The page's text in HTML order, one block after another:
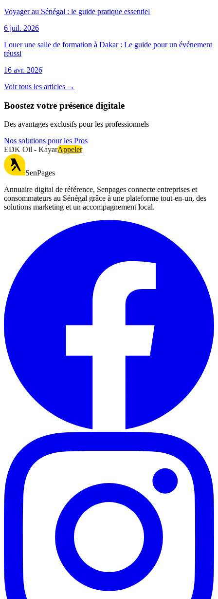
Voyager au Sénégal : le guide pratique essentiel
6 juil. 2026
Louer une salle de formation à Dakar : Le guide pour un événement
réussi
16 avr. 2026
Voir tous les articles →
Boostez votre présence digitale
Des avantages exclusifs pour les professionnels
Nos solutions pour les Pros
EDK Oil - KayarAppeler
SenPages
Annuaire digital de référence, Senpages connecte entreprises et
consommateurs au Sénégal grâce à une plateforme tout-en-un, des
solutions marketing et un accompagnement local.